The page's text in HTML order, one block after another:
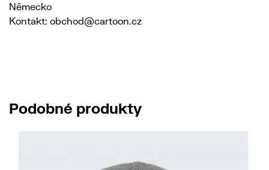
Německo
Kontakt: obchod@cartoon.cz
Podobné produkty